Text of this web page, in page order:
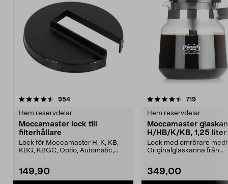
954recensioner
Hem reservdelar
Moccamaster lock till
filterhållare
Lock för Moccamaster H, K, KB,
KBG, KBGC, Optio, Automatic,
149,90
4.5 av 5 stjärnor 719
Hem reservdelar
Moccamaster
H/HB/K/KB, 1,25 liter
Lock med omrörare
Originalglaskanna från
349,00
4.5 av 5 stjärnor